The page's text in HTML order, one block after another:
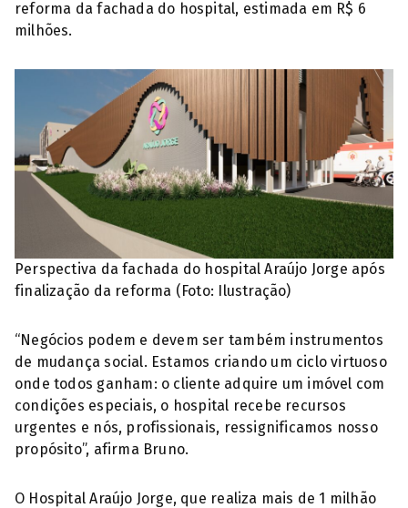
reforma da fachada do hospital, estimada em R$ 6
milhões.
Perspectiva da fachada do hospital Araújo Jorge após
finalização da reforma (Foto: Ilustração)
“Negócios podem e devem ser também instrumentos
de mudança social. Estamos criando um ciclo virtuoso
onde todos ganham: o cliente adquire um imóvel com
condições especiais, o hospital recebe recursos
urgentes e nós, profissionais, ressignificamos nosso
propósito”, afirma Bruno.
O Hospital Araújo Jorge, que realiza mais de 1 milhão